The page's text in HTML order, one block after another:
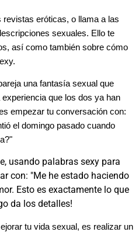
revistas eróticas, o llama a las
sexuales. Ello te
así como también sobre cómo
una fantasía sexual que
que los dos ya han
empezar tu conversación con:
el domingo pasado cuando
usando palabras sexy para
con: "Me he estado haciendo
Esto es exactamente lo que
da los detalles!
tu vida sexual, es realizar un